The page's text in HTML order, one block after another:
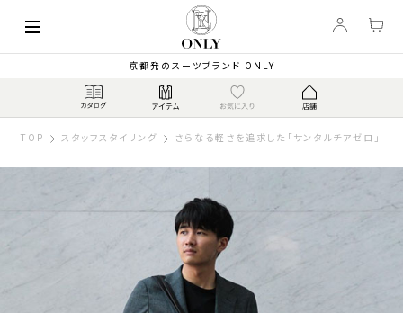
京都発のスーツブランド ONLY
TOP スタッフスタイリング さらなる軽さを追求した「サンタルチアゼロ」